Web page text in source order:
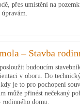
přes umístění na
– Stavba
budoucím
v oboru. Do
je to pro pochopení
může přinést nečekaný
rodinného domu.